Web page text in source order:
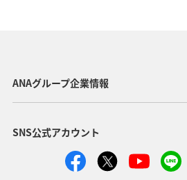
ANAグループ企業情報
SNS公式アカウント